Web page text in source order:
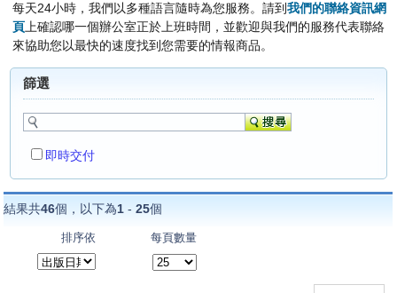
每天24小時，我們以多種語言隨時為您服務。請到我們的聯絡資訊網
頁 上確認哪一個辦公室正於上班時間，並歡迎與我們的服務代表聯絡
來協助您以最快的速度找到您需要的情報商品。
篩選
即時交付
結果共46個，以下為1 -25個
排序依 每頁數量